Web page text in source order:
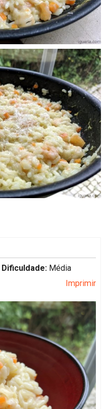
Dificuldade: Média
Imprimir